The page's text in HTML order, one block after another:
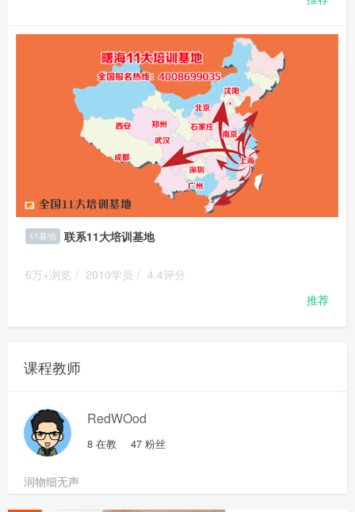
11基地 联系11大培训基地
6万+浏览 / 2010学员 / 4.4评分
推荐
课程教师
RedWOod
8 在教 47 粉丝
润物细无声